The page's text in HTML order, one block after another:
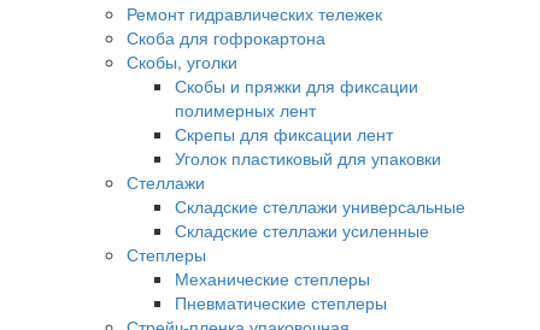
Ремонт гидравлических тележек
Скоба для гофрокартона
Скобы, уголки
Скобы и пряжки для фиксации
полимерных лент
Скрепы для фиксации лент
Уголок пластиковый для упаковки
Стеллажи
Складские стеллажи универсальные
Складские стеллажи усиленные
Степлеры
Механические степлеры
Пневматические степлеры